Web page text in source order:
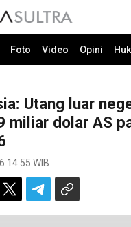
Foto Video Opini
Utang luar
miliar dolar AS
14:55 WIB